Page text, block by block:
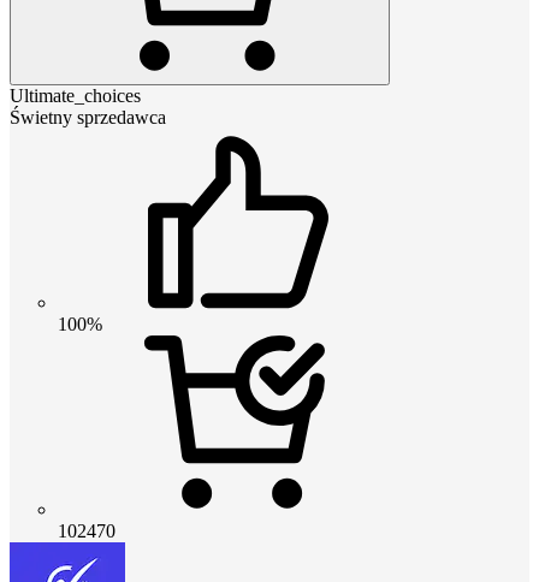
Ultimate_choices
Świetny sprzedawca
100%
102470